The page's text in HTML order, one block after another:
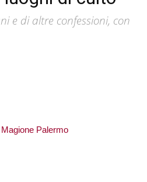
e di altre confessioni, con